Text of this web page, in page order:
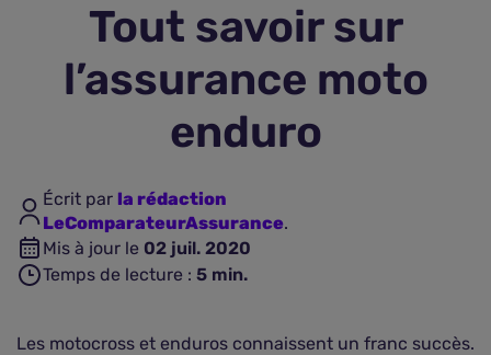
Assurance vie
Plus d'assurances
Tout savoir sur
l’assurance moto
enduro
Écrit par la rédaction
LeComparateurAssurance.
Mis à jour le 02 juil. 2020
Temps de lecture : 5 min.
Les motocross et enduros connaissent un franc succès.